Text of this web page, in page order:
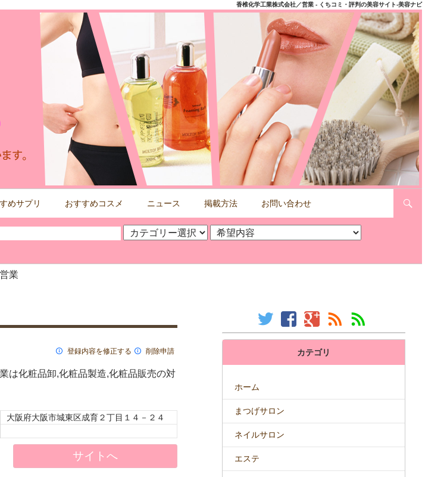
香椎化学工業株式会社／営業 - くちコミ・評判の美容サイト-美容ナビ
めサプリ おすすめコスメ ニュース 掲載方法 お問い合わせ
業
登録内容を修正する 削除申請
は化粧品卸,化粧品製造,化粧品販売の対
大阪府大阪市城東区成育２丁目１４－２４
サイトへ
カテゴリ
ホーム
まつげサロン
ネイルサロン
エステ